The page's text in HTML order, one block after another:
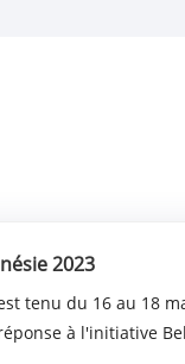
2023
tenu du 16 au 18
à l'initiative